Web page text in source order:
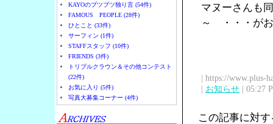
KAYOのブツブツ独り言 (54件)
FAMOUS PEOPLE (28件)
ひとこと (33件)
サーフィン (1件)
STAFFスタッフ (10件)
FRIENDS (3件)
トリプルクラウン＆その他コンテスト
(22件)
お気に入り (5件)
写真大募集コーナー (4件)
マヌーさんも
～ ・・・がお
| https://www.plus-
| お知らせ | 05:27
この記事に対